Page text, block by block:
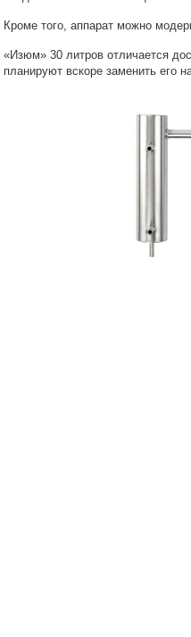
Кроме того, аппарат можно
«Изюм» 30 литров отличается
планируют вскоре заменить его